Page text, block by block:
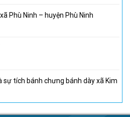
Phù Ninh – huyện Phù Ninh
sự tích bánh chưng bánh dày xã Kim